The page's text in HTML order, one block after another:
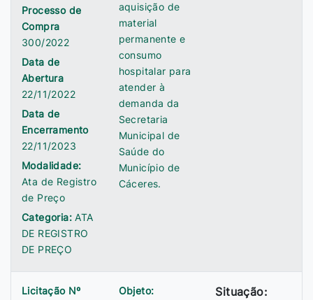
Processo de
Compra
300/2022
Data de
Abertura
22/11/2022
Data de
Encerramento
22/11/2023
Modalidade:
Ata de Registro
de Preço
Categoria:ATA
DE REGISTRO
DE PREÇO
aquisição de
material
permanente e
consumo
hospitalar para
atender à
demanda da
Secretaria
Municipal de
Saúde do
Município de
Cáceres.
Licitação Nº
Objeto:
Situação: